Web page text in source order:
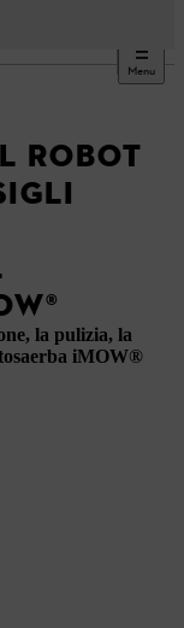
Menu
ROBOT
la pulizia, la
iMOW®